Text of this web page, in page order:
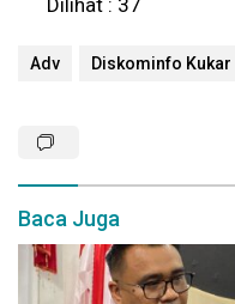
Dilihat : 37
Adv Diskominfo Kukar
Baca Juga